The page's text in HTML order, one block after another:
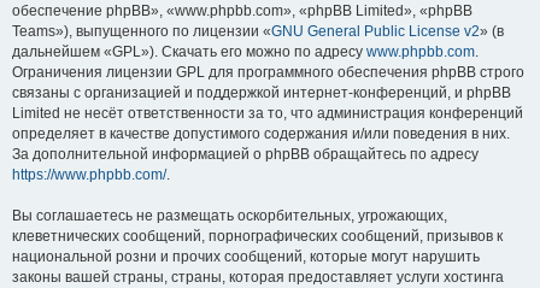
обеспечение phpBB», «www.phpbb.com», «phpBB Limited», «phpBB
Teams»), выпущенного по лицензии «GNU General Public License v2» (в
дальнейшем «GPL»). Скачать его можно по адресу www.phpbb.com.
Ограничения лицензии GPL для программного обеспечения phpBB строго
связаны с организацией и поддержкой интернет-конференций, и phpBB
Limited не несёт ответственности за то, что администрация конференций
определяет в качестве допустимого содержания и/или поведения в них.
За дополнительной информацией о phpBB обращайтесь по адресу
https://www.phpbb.com/.
Вы соглашаетесь не размещать оскорбительных, угрожающих,
клеветнических сообщений, порнографических сообщений, призывов к
национальной розни и прочих сообщений, которые могут нарушить
законы вашей страны, страны, которая предоставляет услуги хостинга